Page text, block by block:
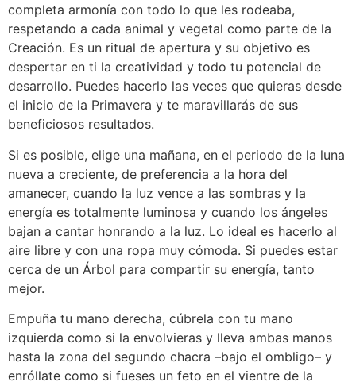
completa armonía con todo lo que les rodeaba,
respetando a cada animal y vegetal como parte de la
Creación. Es un ritual de apertura y su objetivo es
despertar en ti la creatividad y todo tu potencial de
desarrollo. Puedes hacerlo las veces que quieras desde
el inicio de la Primavera y te maravillarás de sus
beneficiosos resultados.
Si es posible, elige una mañana, en el periodo de la luna
nueva a creciente, de preferencia a la hora del
amanecer, cuando la luz vence a las sombras y la
energía es totalmente luminosa y cuando los ángeles
bajan a cantar honrando a la luz. Lo ideal es hacerlo al
aire libre y con una ropa muy cómoda. Si puedes estar
cerca de un Árbol para compartir su energía, tanto
mejor.
Empuña tu mano derecha, cúbrela con tu mano
izquierda como si la envolvieras y lleva ambas manos
hasta la zona del segundo chacra –bajo el ombligo– y
enróllate como si fueses un feto en el vientre de la